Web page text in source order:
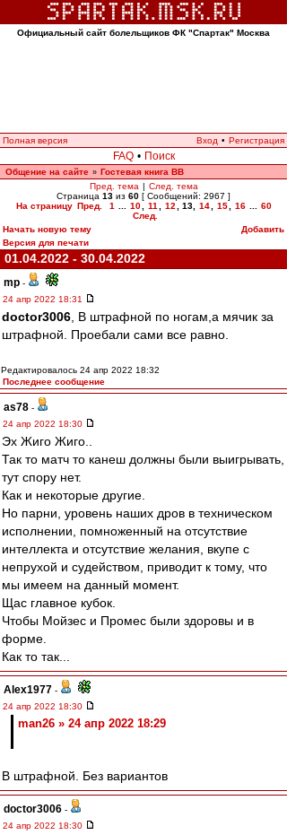
Официальный сайт болельщиков ФК "Спартак" Москва
Полная версия Вход • Регистрация
FAQ • Поиск
Общение на сайте » Гостевая книга ВВ
Пред. тема | След. тема
Страница 13 из 60 [ Сообщений: 2967 ]
На страницу Пред. 1 10 11 12 13, 14 15 16
60
След.
Начать новую тему
Добавить
Версия для печати
01.04.2022 - 30.04.2022
mp -
24 апр 2022 18:31
doctor3006 , В штрафной по ногам,а мячик за
штрафной. Проебали сами все равно.
Редактировалось 24 апр 2022 18:32
Последнее сообщение
as78 -
24 апр 2022 18:30
Эх Жиго Жиго..
Так то матч то канеш должны были выигрывать,
тут спору нет.
Как и некоторые другие.
Но парни, уровень наших дров в техническом
исполнении, помноженный на отсутствие
интеллекта и отсутствие желания, вкупе с
непрухой и судейством, приводит к тому, что
мы имеем на данный момент.
Щас главное кубок.
Чтобы Мойзес и Промес были здоровы и в
форме.
Как то так...
Alex1977 -
24 апр 2022 18:30
man26 » 24 апр 2022 18:29
В штрафной. Без вариантов
doctor3006 -
24 апр 2022 18:30